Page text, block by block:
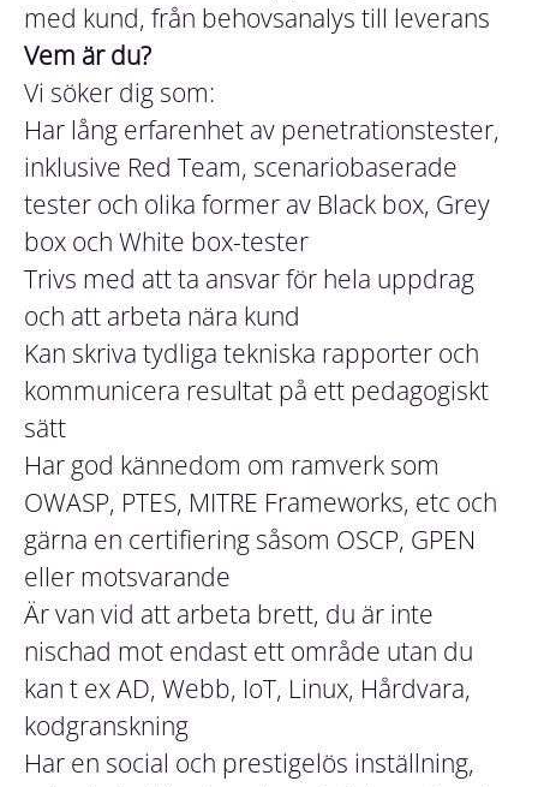
med kund, från behovsanalys till leverans
Vem är du?
Vi söker dig som:
Har lång erfarenhet av penetrationstester,
inklusive Red Team, scenariobaserade
tester och olika former av Black box, Grey
box och White box-tester
Trivs med att ta ansvar för hela uppdrag
och att arbeta nära kund
Kan skriva tydliga tekniska rapporter och
kommunicera resultat på ett pedagogiskt
sätt
Har god kännedom om ramverk som
OWASP, PTES, MITRE Frameworks, etc och
gärna en certifiering såsom OSCP, GPEN
eller motsvarande
Är van vid att arbeta brett, du är inte
nischad mot endast ett område utan du
kan t ex AD, Webb, IoT, Linux, Hårdvara,
kodgranskning
Har en social och prestigelös inställning,